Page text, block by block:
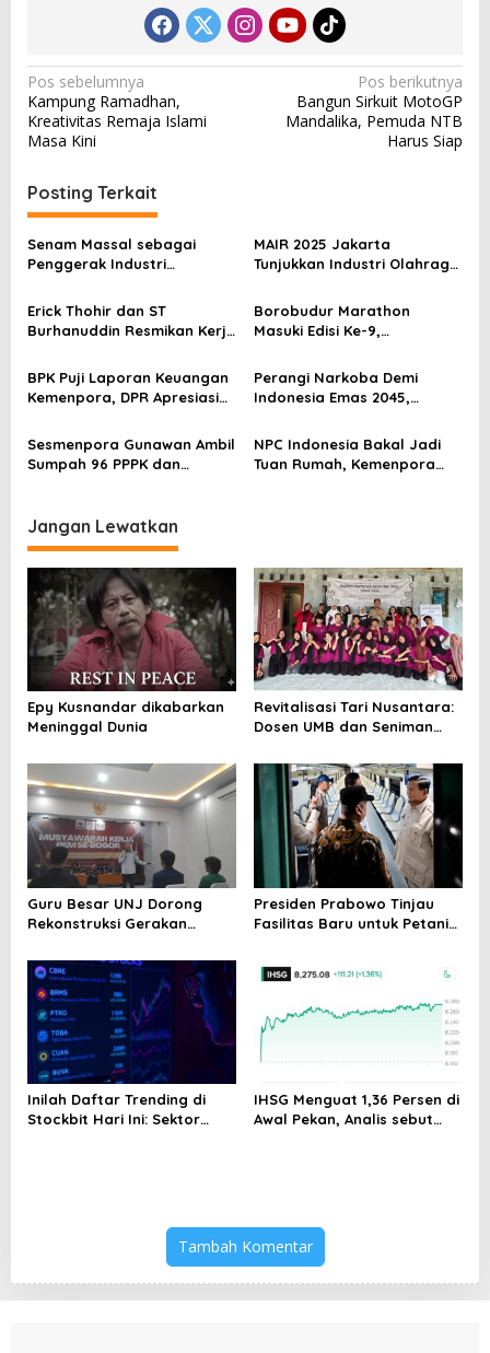
N
a
v
i
g
a
s
i
p
s
Pos sebelumnya
Kampung Ramadhan,
Kreativitas Remaja Islami
Masa Kini
Pos berikutnya
Bangun Sirkuit MotoGP
Mandalika, Pemuda NTB
Harus Siap
Posting Terkait
Senam Massal sebagai
Penggerak Industri
2025 untuk Ekonomi
Nasional
MAIR 2025 Jakarta
Tunjukkan Industri Olahraga
Erick Thohir dan ST
Burhanuddin Resmikan Kerja
Program Pemuda dan
Olahraga
Borobudur Marathon
Masuki Edisi Ke-9,
Kolaborasi
BPK Puji Laporan Keuangan
Kemenpora, DPR Apresiasi
Perangi Narkoba Demi
Indonesia Emas 2045,
Sesmenpora Gunawan Ambil
Sumpah 96 PPPK dan
NPC Indonesia Bakal Jadi
Tuan Rumah, Kemenpora
Jangan Lewatkan
Epy Kusnandar dikabarkan
Meninggal Dunia
Revitalisasi Tari Nusantara:
Dosen UMB dan Seniman
Tradisional Menjadi
Kontemporer di Tanjung
Lesung
Guru Besar UNJ Dorong
Rekonstruksi Gerakan
Terkait Isu HAM Papua
Presiden Prabowo Tinjau
Fasilitas Baru untuk Petani
Inilah Daftar Trending di
Stockbit Hari Ini: Sektor
IHSG Menguat 1,36 Persen di
Awal Pekan, Analis sebut
Tambah Komentar